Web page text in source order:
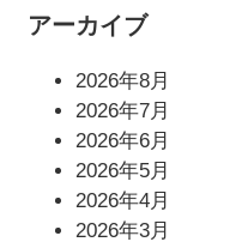
アーカイブ
2026年8月
2026年7月
2026年6月
2026年5月
2026年4月
2026年3月